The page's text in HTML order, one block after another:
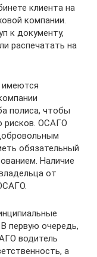
клиента на
компании.
к документу,
распечатать на
полиса, чтобы
рисков. ОСАГО
обязательный
Наличие
от
первую очередь,
водитель
а